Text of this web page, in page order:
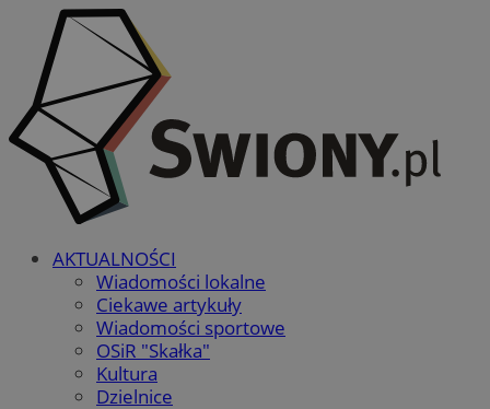
AKTUALNOŚCI
Wiadomości lokalne
Ciekawe artykuły
Wiadomości sportowe
OSiR "Skałka"
Kultura
Dzielnice